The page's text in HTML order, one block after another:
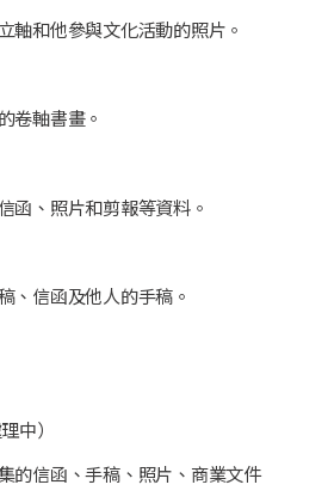
軸和他參與文化活動的照片。
卷軸書畫。
函、照片和剪報等資料。
、信函及他人的手稿。
中）
的信函、手稿、照片、商業文件